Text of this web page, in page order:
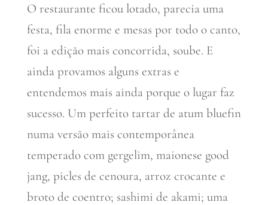
O restaurante ficou lotado, parecia uma
festa, fila enorme e mesas por todo o canto,
foi a edição mais concorrida, soube. E
ainda provamos alguns extras e
entendemos mais ainda porque o lugar faz
sucesso. Um perfeito tartar de atum bluefin
numa versão mais contemporânea
temperado com gergelim, maionese good
jang, picles de cenoura, arroz crocante e
broto de coentro; sashimi de akami; uma